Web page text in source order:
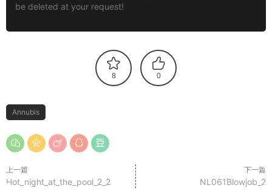
be deleted at your request!
8 0
Annubis
上一篇
Hot_night_at_the_pool_2_2
下一篇
NL061Blowjob_2